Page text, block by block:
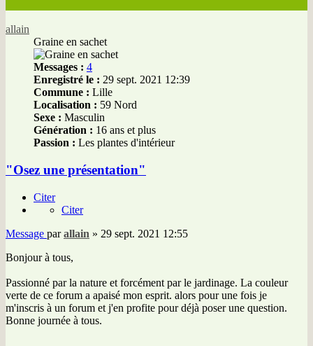
allain
Graine en sachet
Messages : 4
Enregistré le : 29 sept. 2021 12:39
Commune : Lille
Localisation : 59 Nord
Sexe : Masculin
Génération : 16 ans et plus
Passion : Les plantes d'intérieur
"Osez une présentation"
Citer
Citer
Message parallain » 29 sept. 2021 12:55
Bonjour à tous,
Passionné par la nature et forcément par le jardinage. La couleur
verte de ce forum a apaisé mon esprit. alors pour une fois je
m'inscris à un forum et j'en profite pour déjà poser une question.
Bonne journée à tous.